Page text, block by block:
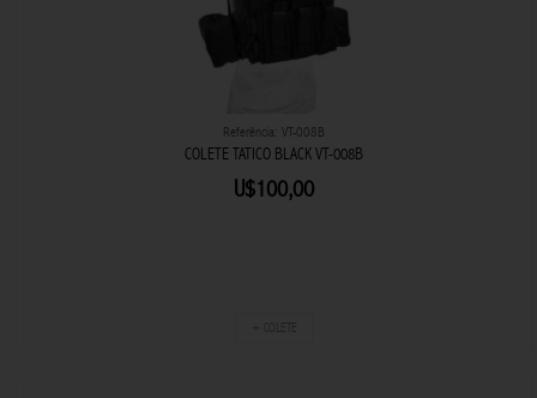
Referência: VT-008B
COLETE TATICO BLACK VT-008B
U$100,00